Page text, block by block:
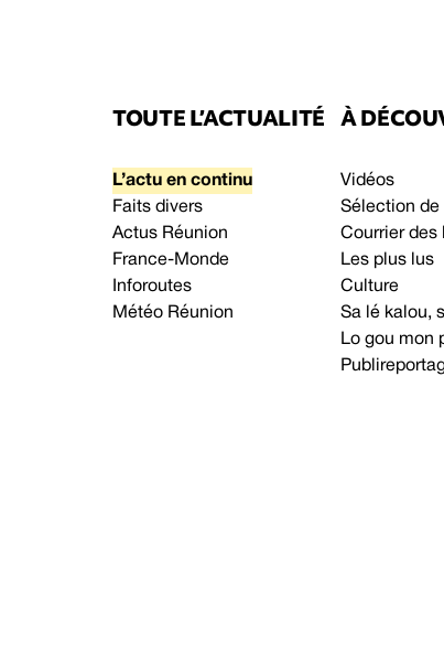
TOUTE L’ACTUALITÉ
L’actu en continu
Faits divers
Actus Réunion
France-Monde
Inforoutes
Météo Réunion
À
Vidéos
Sélection de
Courrier des
Les plus lus
Culture
Sa lé kalou,
Lo gou mon